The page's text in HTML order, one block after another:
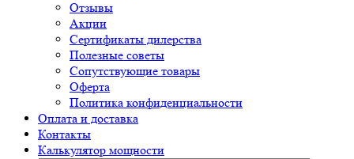
Отзывы
Акции
Сертификаты дилерства
Полезные советы
Сопутствующие товары
Оферта
Политика конфиденциальности
Оплата и доставка
Контакты
Калькулятор мощности